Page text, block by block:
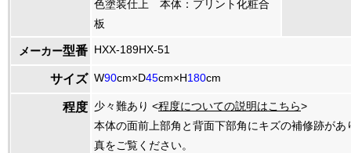
色塗装仕上 本体：プリント化粧合
板
メーカー型番 HXX-189HX-51
サイズ W90cm×D45cm×H180cm
程度 少々難あり <程度についての説明はこちら>
本体の面前上部角と背面下部角にキズの補修跡があ
真をご覧ください。